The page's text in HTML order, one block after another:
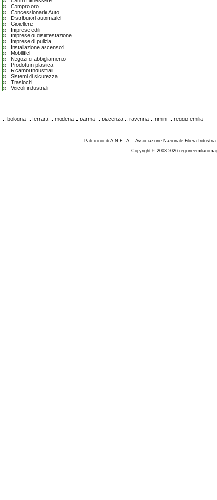
Compro oro
Concessionarie Auto
Distributori automatici
Gioiellerie
Imprese edili
Imprese di disinfestazione
Imprese di pulizia
Installazione ascensori
Mobilifici
Negozi di abbigliamento
Prodotti in plastica
Ricambi Industriali
Sistemi di sicurezza
Traslochi
Veicoli industriali
:: bologna :: ferrara :: modena :: parma :: piacenza :: ravenna :: rimini :: reggio emilia
Patrocinio di A.N.F.I.A. - Associazione Nazionale Filiera
Copyright © 2003-2026